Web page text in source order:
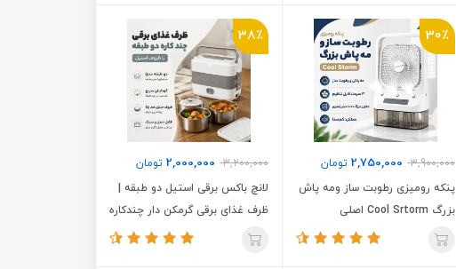
30٪
3,900,000
2,750,000 تومان
پنکه رومیزی رطوبت ساز ومه پاش
بزرگ Cool Srtorm اصلی
38٪
3,200,000
2,000,000 تومان
لانچ باکس برقی استیل دو طبقه |
ظرف غذای برقی گرمکن دار چندکاره